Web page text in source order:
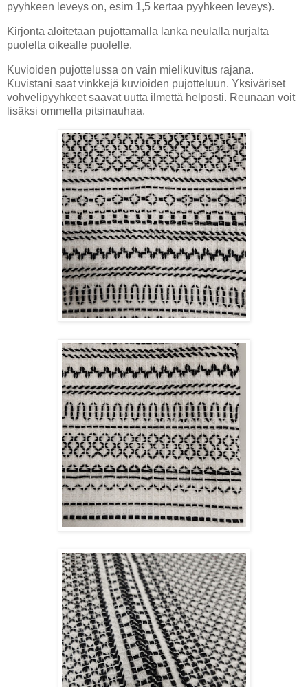
pyyhkeen leveys on, esim 1,5 kertaa pyyhkeen leveys).
Kirjonta aloitetaan pujottamalla lanka neulalla nurjalta
puolelta oikealle puolelle.
Kuvioiden pujottelussa on vain mielikuvitus rajana.
Kuvistani saat vinkkejä kuvioiden pujotteluun. Yksiväriset
vohvelipyyhkeet saavat uutta ilmettä helposti. Reunaan voit
lisäksi ommella pitsinauhaa.